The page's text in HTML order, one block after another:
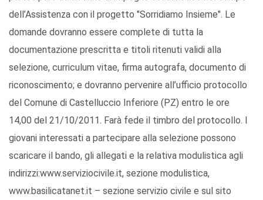
dell’Assistenza con il progetto "Sorridiamo Insieme". Le
domande dovranno essere complete di tutta la
documentazione prescritta e titoli ritenuti validi alla
selezione, curriculum vitae, firma autografa, documento di
riconoscimento; e dovranno pervenire all’ufficio protocollo
del Comune di Castelluccio Inferiore (PZ) entro le ore
14,00 del 21/10/2011. Farà fede il timbro del protocollo. I
giovani interessati a partecipare alla selezione possono
scaricare il bando, gli allegati e la relativa modulistica agli
indirizzi:www.serviziocivile.it, sezione modulistica,
www.basilicatanet.it – sezione servizio civile e sul sito